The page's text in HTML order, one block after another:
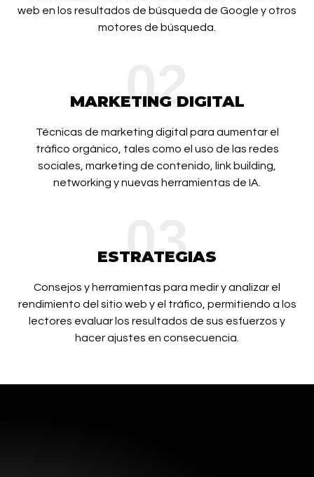
web en los resultados de búsqueda de Google y otros
motores de búsqueda.
02
MARKETING DIGITAL
Técnicas de marketing digital para aumentar el
tráfico orgánico, tales como el uso de las redes
sociales, marketing de contenido, link building,
networking y nuevas herramientas de IA.
03
ESTRATEGIAS
Consejos y herramientas para medir y analizar el
rendimiento del sitio web y el tráfico, permitiendo a los
lectores evaluar los resultados de sus esfuerzos y
hacer ajustes en consecuencia.